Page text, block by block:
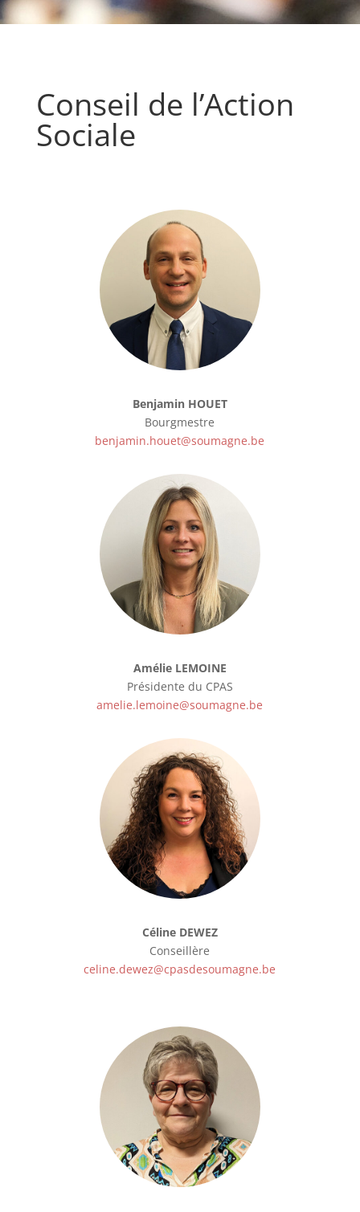
Conseil de l’Action
Sociale
Benjamin HOUET
Bourgmestre
benjamin.houet@soumagne.be
Amélie LEMOINE
Présidente du CPAS
amelie.lemoine@soumagne.be
Céline DEWEZ
Conseillère
celine.dewez@cpasdesoumagne.be